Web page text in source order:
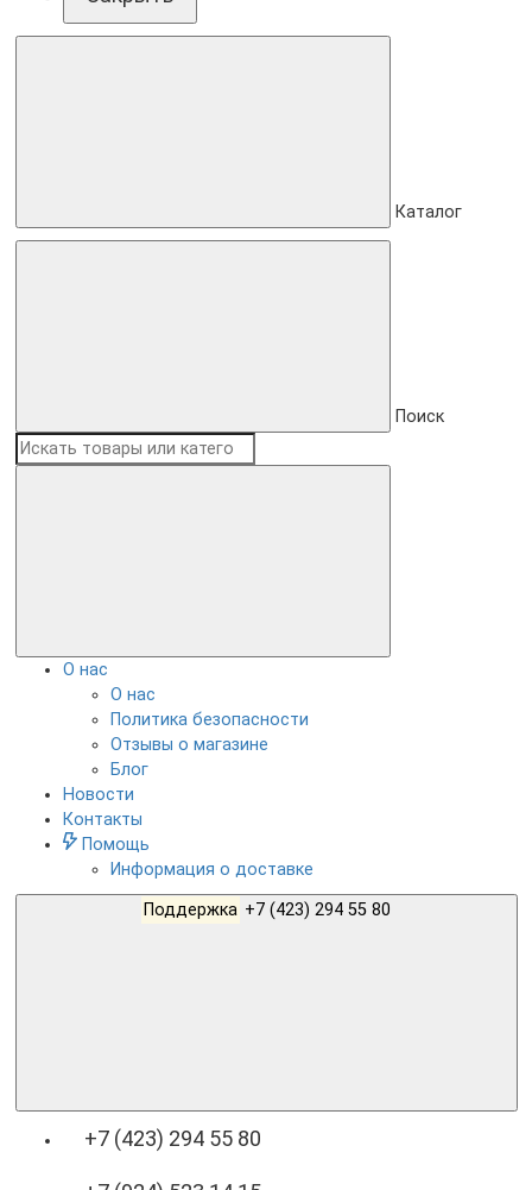
Каталог
Поиск
О нас
О нас
Политика безопасности
Отзывы о магазине
Блог
Новости
Контакты
Помощь
Информация о доставке
Поддержка
+7 (423) 294 55 80